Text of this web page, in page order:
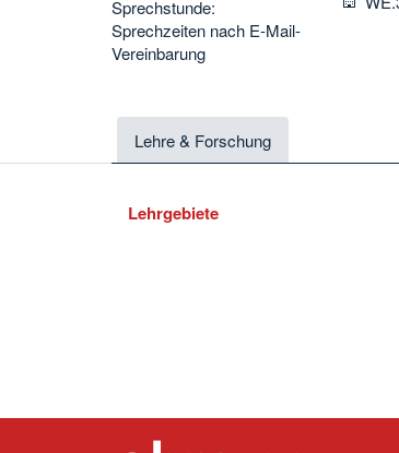
Sprechstunde:
Sprechzeiten nach E-Mail-
Vereinbarung
Lehre & Forschung
Lehrgebiete